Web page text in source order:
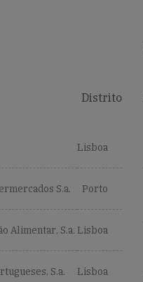
Distrito
Lisboa
S.a. Porto
Alimentar, S.a. Lisboa
S.a. Lisboa